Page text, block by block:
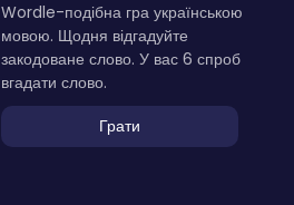
Wordle-подібна гра українською
мовою. Щодня відгадуйте
закодоване слово. У вас 6 спроб
вгадати слово.
Грати